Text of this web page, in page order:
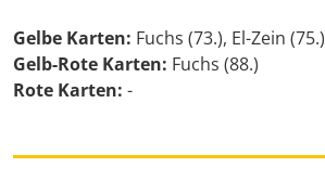
Gelbe Karten: Fuchs (73.), El-Zein (75.)
Gelb-Rote Karten: Fuchs (88.)
Rote Karten: -